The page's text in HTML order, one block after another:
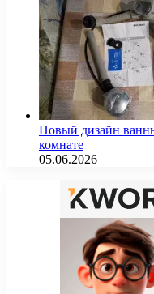
Новый дизайн
комнате
05.06.2026